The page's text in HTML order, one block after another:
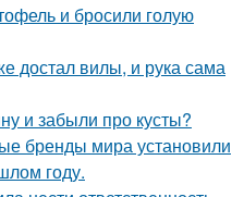
и бросили голую
достал вилы, и рука сама
и забыли про кусты?
бренды мира установили
году.